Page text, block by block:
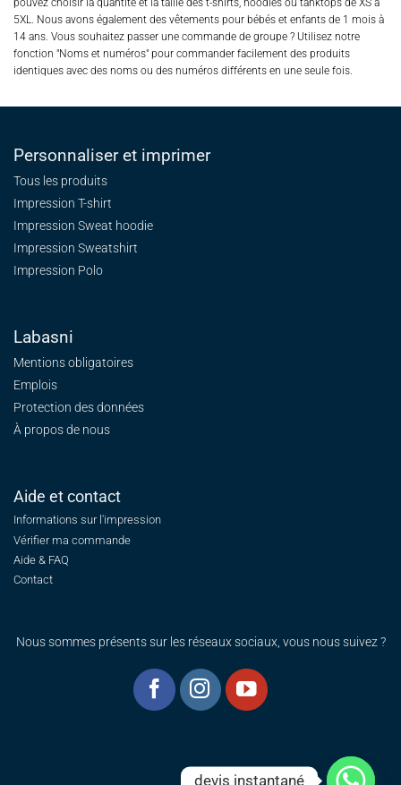
5XL. Nous avons également des vêtements pour bébés et enfants de 1 mois à
14 ans. Vous souhaitez passer une commande de groupe ? Utilisez notre
fonction "Noms et numéros" pour commander facilement des produits
identiques avec des noms ou des numéros différents en une seule fois.
Personnaliser et imprimer
Tous les produits
Impression T-shirt
Impression Sweat hoodie
Impression Sweatshirt
Impression Polo
Labasni
Mentions obligatoires
Emplois
Protection des données
À propos de nous
Aide et contact
Informations sur l'impression
Vérifier ma commande
Aide & FAQ
Contact
Nous sommes présents sur les réseaux sociaux, vous nous suivez ?
devis instantané